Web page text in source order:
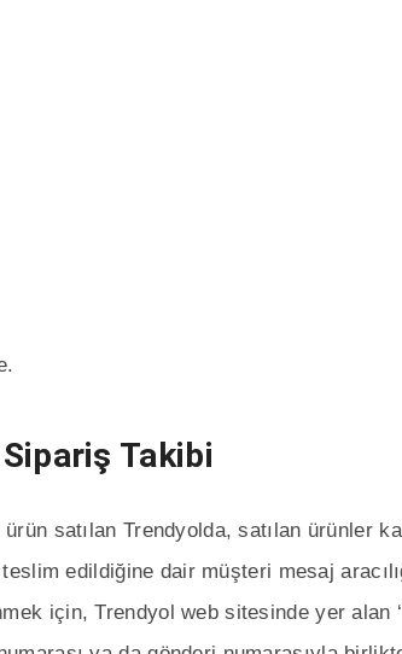
Takibi
satılan Trendyolda, satılan ürünler
edildiğine dair müşteri mesaj
için, Trendyol web sitesinde yer alan